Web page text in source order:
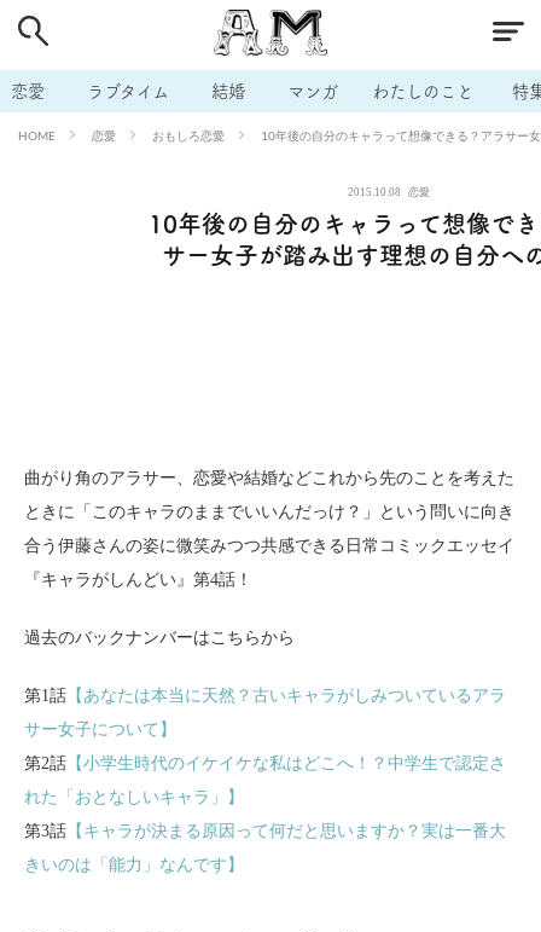
恋愛 ラブタイム 結婚 マンガ わたしのこと 特
HOME 恋愛 おもしろ恋愛 10年後の自分のキャラって想像できる？アラサー
2015.10.08 恋愛
10年後の自分のキャラって想像で
サー女子が踏み出す理想の自分へ
曲がり角のアラサー、恋愛や結婚などこれから先のことを考えた
ときに「このキャラのままでいいんだっけ？」という問いに向き
合う伊藤さんの姿に微笑みつつ共感できる日常コミックエッセイ
『キャラがしんどい』第4話！
過去のバックナンバーはこちらから
第1話 【あなたは本当に天然？古いキャラがしみついているアラ
サー女子について】
第2話 【小学生時代のイケイケな私はどこへ！？中学生で認定さ
れた「おとなしいキャラ」】
第3話 【キャラが決まる原因って何だと思いますか？実は一番大
きいのは「能力」なんです】
# 男の本音 # セフレ # 不倫
# 出会う方法 # マッチングアプリ # ラブグッズ # 体の相